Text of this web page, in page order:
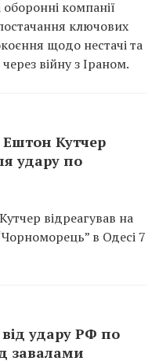
компанії
ключових
щодо нестачі та
війну з Іраном.
Кутчер
удару по
відреагував на
в Одесі 7
удару РФ по
завалами